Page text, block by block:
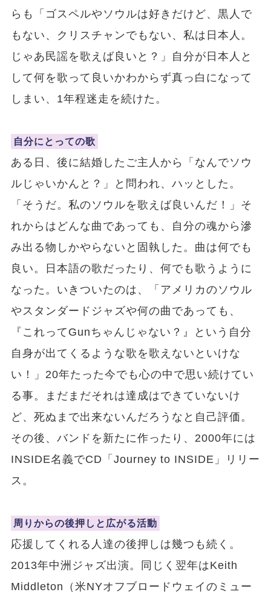
らも「ゴスペルやソウルは好きだけど、黒人で
もない、クリスチャンでもない、私は日本人。
じゃあ民謡を歌えば良いと？」自分が日本人と
して何を歌って良いかわからず真っ白になって
しまい、1年程迷走を続けた。
自分にとっての歌
ある日、後に結婚したご主人から「なんでソウ
ルじゃいかんと？」と問われ、ハッとした。
「そうだ。私のソウルを歌えば良いんだ！」そ
れからはどんな曲であっても、自分の魂から滲
み出る物しかやらないと固執した。曲は何でも
良い。日本語の歌だったり、何でも歌うように
なった。いきついたのは、「アメリカのソウル
やスタンダードジャズや何の曲であっても、
『これってGunちゃんじゃない？』という自分
自身が出てくるような歌を歌えないといけな
い！」20年たった今でも心の中で思い続けてい
る事。まだまだそれは達成はできていないけ
ど、死ぬまで出来ないんだろうなと自己評価。
その後、バンドを新たに作ったり、2000年には
INSIDE名義でCD「Journey to INSIDE」リリー
ス。
周りからの後押しと広がる活動
応援してくれる人達の後押しは幾つも続く。
2013年中洲ジャズ出演。同じく翌年はKeith
Middleton（米NYオフブロードウェイのミュー